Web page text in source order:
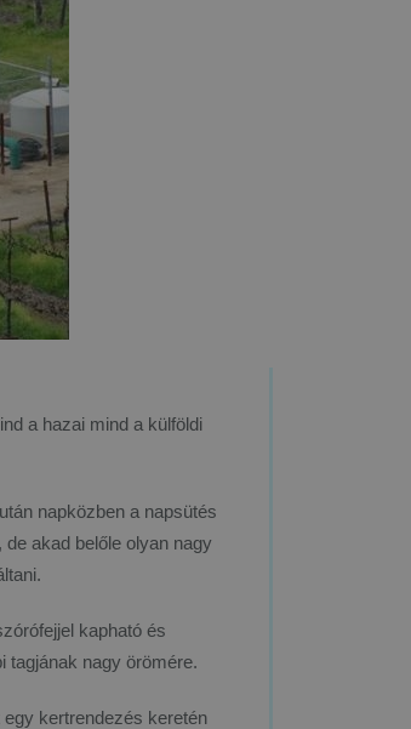
a hazai mind a külföldi
napközben a napsütés
akad belőle olyan nagy
kapható és
tagjának nagy örömére.
kertrendezés keretén